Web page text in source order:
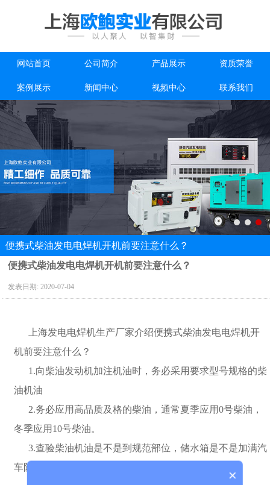
网站首页 公司简介 产品展示 资质荣誉
案例展示 新闻中心 视频中心 联系我们
便携式柴油发电电焊机开机前要注意什么？
便携式柴油发电电焊机开机前要注意什么？
发表日期: 2020-07-04
上海发电电焊机生产厂家介绍便携式柴油发电电焊机开
机前要注意什么？
1.向柴油发动机加注机油时，务必采用要求型号规格的柴
油机油
2.务必应用高品质及格的柴油，通常夏季应用0号柴油，
冬季应用 10号柴油。
3.查验柴油机油是不是到规范部位，储水箱是不是加满汽
车防冻液或水，柴油管中排净空气。
×